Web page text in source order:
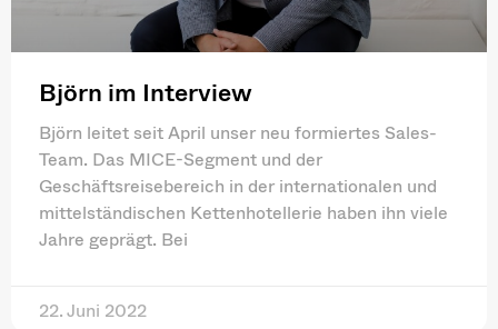
Björn im Interview
Björn leitet seit April unser neu formiertes Sales-
Team. Das MICE-Segment und der
Geschäftsreisebereich in der internationalen und
mittelständischen Kettenhotellerie haben ihn viele
Jahre geprägt. Bei
22. Juni 2022